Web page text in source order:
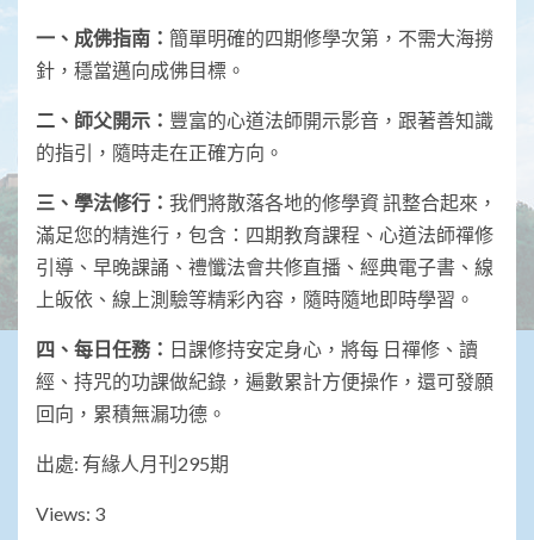
一、成佛指南： 簡單明確的四期修學次第，不需大海撈
針，穩當邁向成佛目標。
二、師父開示： 豐富的心道法師開示影音，跟著善知識
的指引，隨時走在正確方向。
三、學法修行： 我們將散落各地的修學資 訊整合起來，
滿足您的精進行，包含：四期教育課程、心道法師禪修
引導、早晚課誦、禮懺法會共修直播、經典電子書、線
上皈依、線上測驗等精彩內容，隨時隨地即時學習。
四、每日任務： 日課修持安定身心，將每 日禪修、讀
經、持咒的功課做紀錄，遍數累計方便操作，還可發願
回向，累積無漏功德。
出處: 有緣人月刊295期
Views: 3